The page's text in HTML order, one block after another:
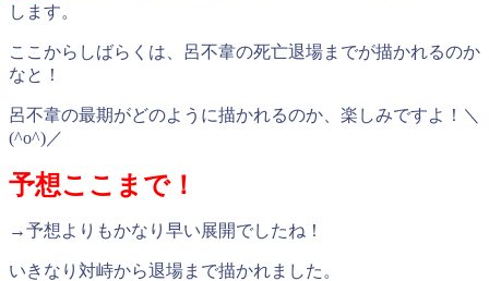
します。
ここからしばらくは、呂不韋の死亡退場までが描かれるのか
なと！
呂不韋の最期がどのように描かれるのか、楽しみですよ！＼
(^o^)／
予想ここまで！
→予想よりもかなり早い展開でしたね！
いきなり対峙から退場まで描かれました。